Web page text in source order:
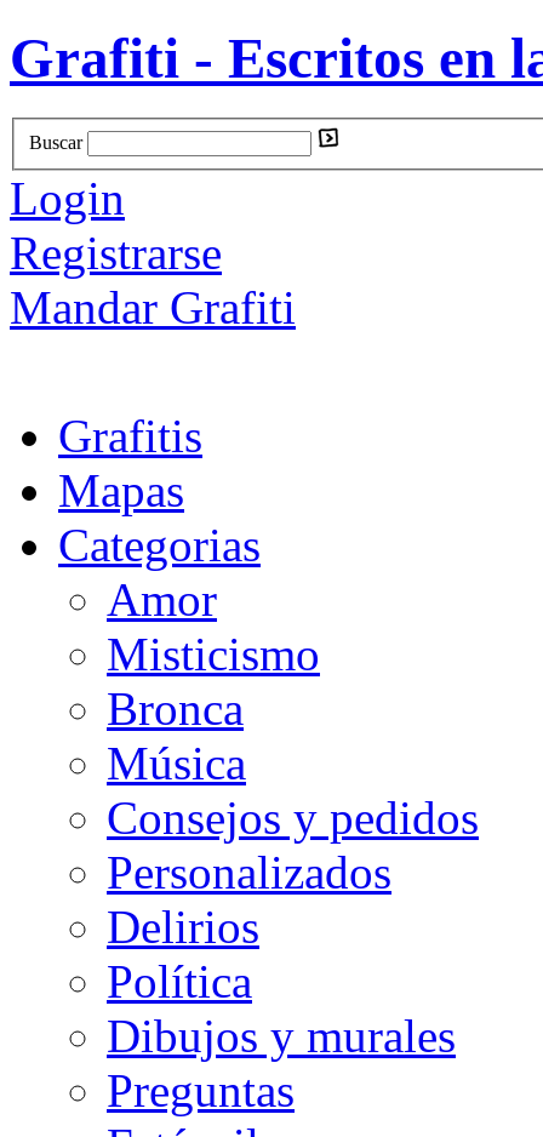
Grafiti - Escritos en
Buscar
Login
Registrarse
Mandar Grafiti
Grafitis
Mapas
Categorias
Amor
Misticismo
Bronca
Música
Consejos y pedidos
Personalizados
Delirios
Política
Dibujos y murales
Preguntas